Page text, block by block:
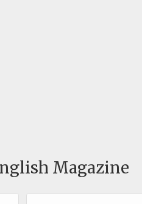
Magazine